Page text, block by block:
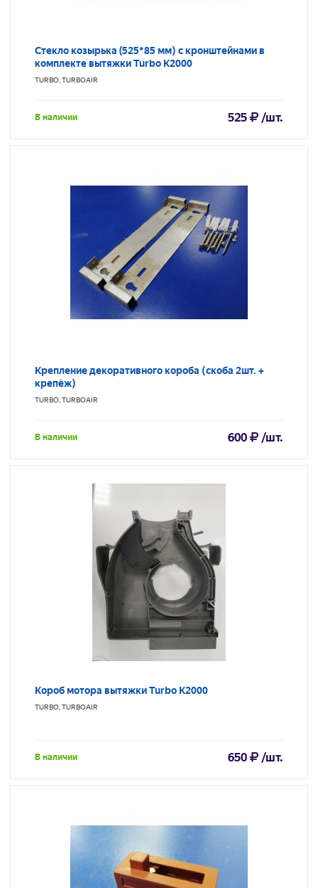
Стекло козырька (525*85 мм) с кронштейнами в
комплекте вытяжки Turbo K2000
TURBO, TURBOAIR
В наличии 525 /шт.
Крепление декоративного короба (скоба 2шт. +
крепёж)
TURBO, TURBOAIR
В наличии 600 /шт.
Короб мотора вытяжки Turbo K2000
TURBO, TURBOAIR
В наличии 650 /шт.